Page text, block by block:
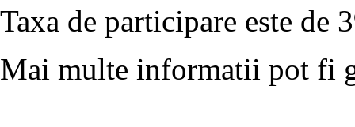
Taxa de participare este de
Mai multe informatii pot fi